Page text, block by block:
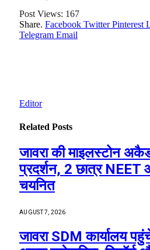
Post Views: 167
Share. Facebook Twitter Pinterest
Telegram Email
Editor
Related Posts
जावरा की माइलस्टोन
प्रदर्शन, 2 छात्र NEET
चयनित
AUGUST 7, 2026
जावरा SDM कार्यालय